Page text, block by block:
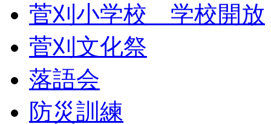
菅刈小学校 学校開放
菅刈文化祭
落語会
防災訓練